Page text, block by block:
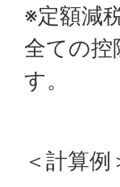
※定額減
全ての控
す。
＜計算例